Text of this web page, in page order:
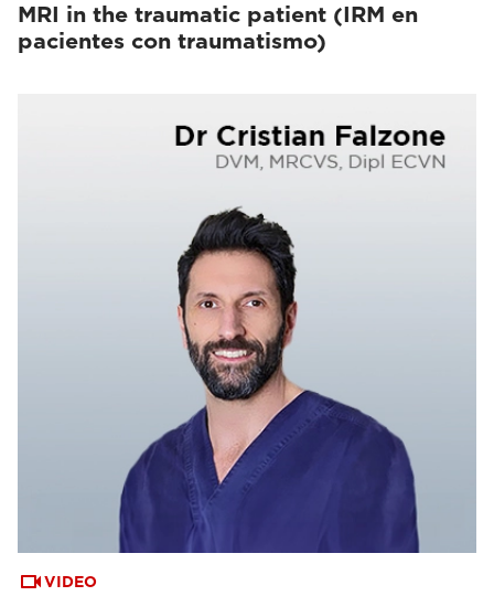
MRI in the traumatic patient (IRM en
pacientes con traumatismo)
VIDEO